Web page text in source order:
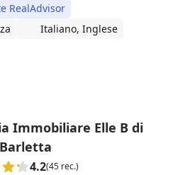
RealAdvisor
Italiano, Inglese
Immobiliare Elle B di
4.2(45 rec.)